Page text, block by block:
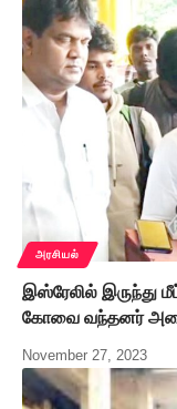
அரசியல்
இஸ்ரேலில் இருந்து
கோவை வந்தனர்
November 27, 2023